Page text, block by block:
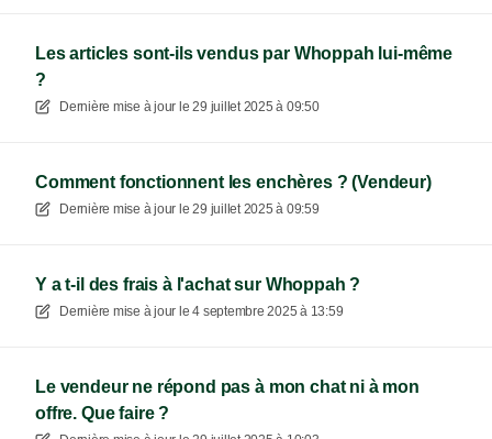
Les articles sont-ils vendus par Whoppah lui-même
?
Dernière mise à jour le 29 juillet 2025 à 09:50
Comment fonctionnent les enchères ? (Vendeur)
Dernière mise à jour le 29 juillet 2025 à 09:59
Y a t-il des frais à l'achat sur Whoppah ?
Dernière mise à jour le 4 septembre 2025 à 13:59
Le vendeur ne répond pas à mon chat ni à mon
offre. Que faire ?